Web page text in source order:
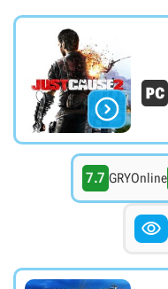

7.7 GRYOnline
